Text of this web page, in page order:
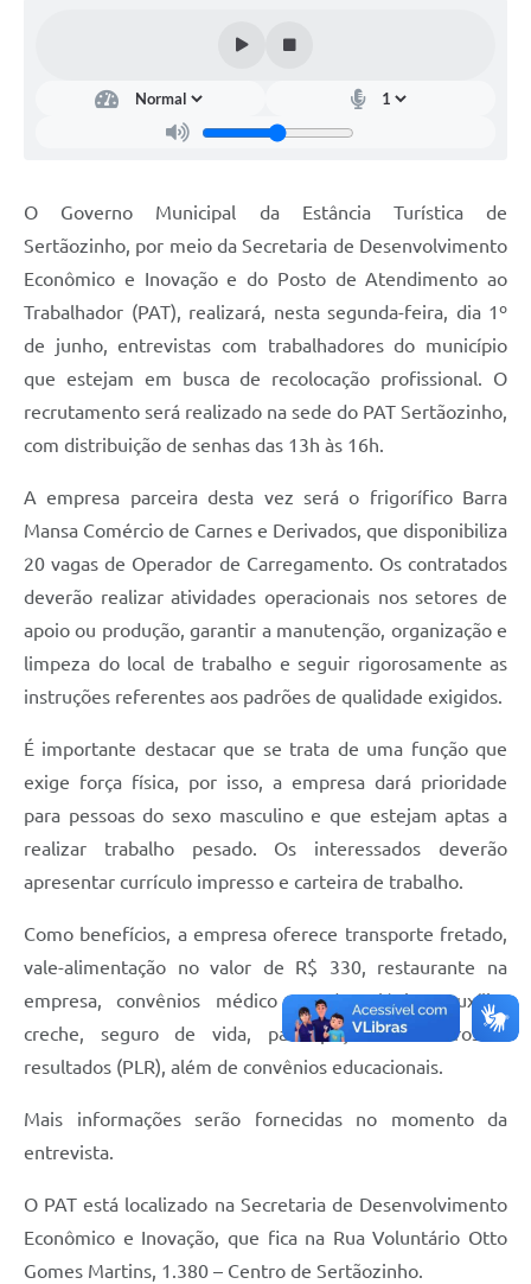
Galeria de Fotos
Ouvidoria
Sistema de Bibliotecas Públicas
Atribuição de Aulas
Contas Públicas
Contratos
Editais
Cemitérios
SERTPREV
O Governo Municipal da Estância Turística de
Sertãozinho, por meio da Secretaria de Desenvolvimento
Econômico e Inovação e do Posto de Atendimento ao
Trabalhador (PAT), realizará, nesta segunda-feira, dia 1º
de junho, entrevistas com trabalhadores do município
que estejam em busca de recolocação profissional. O
recrutamento será realizado na sede do PAT Sertãozinho,
com distribuição de senhas das 13h às 16h.
A empresa parceira desta vez será o frigorífico Barra
Mansa Comércio de Carnes e Derivados, que disponibiliza
20 vagas de Operador de Carregamento. Os contratados
deverão realizar atividades operacionais nos setores de
apoio ou produção, garantir a manutenção, organização e
limpeza do local de trabalho e seguir rigorosamente as
instruções referentes aos padrões de qualidade exigidos.
É importante destacar que se trata de uma função que
exige força física, por isso, a empresa dará prioridade
para pessoas do sexo masculino e que estejam aptas a
realizar trabalho pesado. Os interessados deverão
apresentar currículo impresso e carteira de trabalho.
Como benefícios, a empresa oferece transporte fretado,
vale-alimentação no valor de R$ 330, restaurante na
empresa, convênios médico e odontológico, auxílio-
creche, seguro de vida, participação nos lucros e
resultados (PLR), além de convênios educacionais.
Mais informações serão fornecidas no momento da
entrevista.
O PAT está localizado na Secretaria de Desenvolvimento
Econômico e Inovação, que fica na Rua Voluntário Otto
Gomes Martins, 1.380 – Centro de Sertãozinho.